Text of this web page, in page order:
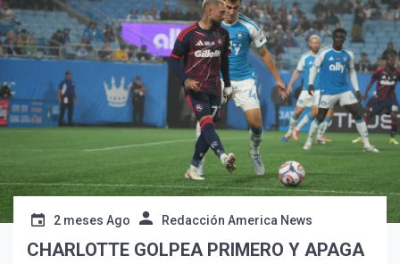
2 meses Ago Redacción America News
CHARLOTTE GOLPEA PRIMERO Y APAGA